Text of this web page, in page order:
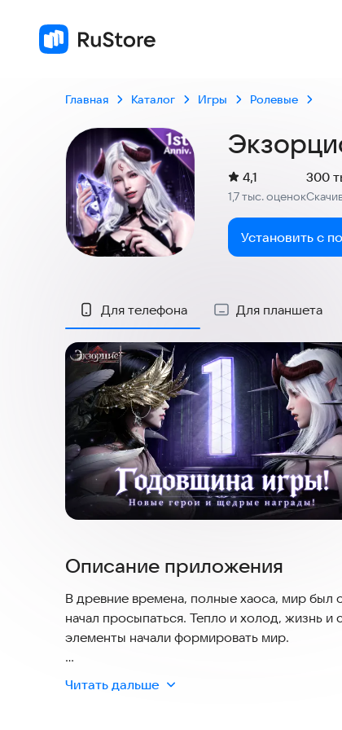
Главная Каталог Игры Ролевые
Рейтинг:
4,1
1,7 тыс. оценок
300
Установить с
Для телефона Для планшета
Описание приложения
В древние времена, полные хаоса, мир был
начал просыпаться. Тепло и холод, жизнь
элементы начали формировать мир.
Первобытный огонь принес не только
править.
Читать дальше